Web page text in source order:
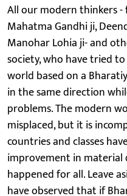
All our modern thinkers
Mahatma Gandhi ji,
Manohar Lohia ji- and
society, who have tried
world based on a
in the same direction
problems. The modern
misplaced, but it is
countries and classes
improvement in material
happened for all. Leave
have observed that if